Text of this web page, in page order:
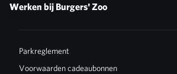
Werken bij Burgers' Zoo
Parkreglement
Voorwaarden cadeaubonnen